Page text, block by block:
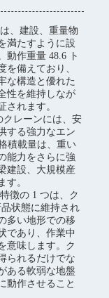
、建設、重量物
満たすように設
動作重量 48.6 ト
を備えており、
な構造と優れた
性を維持しなが
されます。
クレーンには、安
する強力なエン
積載量は、重い
能力をさらに強
建設、大規模産
す。
徴の 1 つは、ク
状態に維持され
多い地形での移
であり、作業中
意味します。ク
られるだけでな
ある軟弱な地盤
動作させること